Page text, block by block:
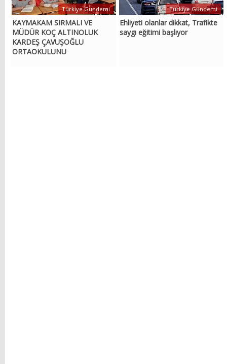
KAYMAKAM SIRMALI VE
MÜDÜR KOÇ ALTINOLUK
KARDEŞ ÇAVUŞOĞLU
ORTAOKULUNU
Türkiye Gündemi
Ehliyeti olanlar dikkat, Trafikte
saygı eğitimi başlıyor
Türkiye Gündemi